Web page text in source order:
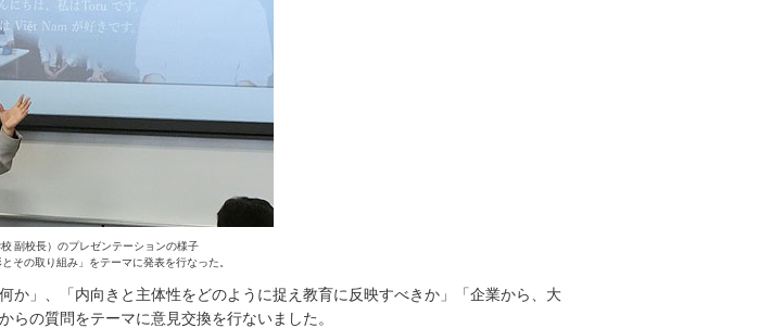
副校長）のプレゼンテーションの様子
その取り組み」をテーマに発表を行なった。
か」、「内向きと主体性をどのように捉え教育に反映すべきか」「企業から、大
の質問をテーマに意見交換を行ないました。